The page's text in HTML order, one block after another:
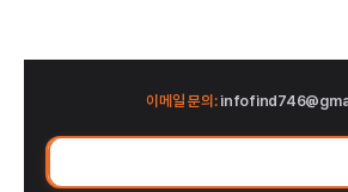
이메일 문의:
검